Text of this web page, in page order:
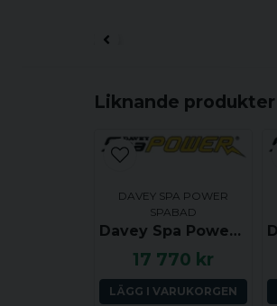
Liknande produkter
DAVEY SPA POWER
SPABAD
Davey Spa Power SP800 inkl 2kW värmare
17 770 kr
LÄGG I VARUKORGEN